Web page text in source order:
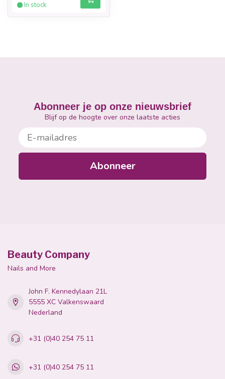
In stock
Abonneer je op onze nieuwsbrief
Blijf op de hoogte over onze laatste acties
E-mailadres
Abonneer
Beauty Company
Nails and More
John F. Kennedylaan 21L
5555 XC Valkenswaard
Nederland
+31 (0)40 254 75 11
+31 (0)40 254 75 11